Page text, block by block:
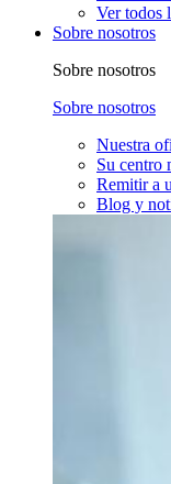
Ver todos
Sobre nosotros
Sobre nosotros
Sobre nosotros
Nuestra
Su centro
Remitir a
Blog y